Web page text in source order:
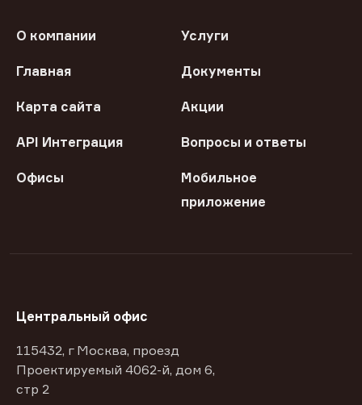
О компании Услуги
Главная Документы
Карта сайта Акции
API Интеграция Вопросы и ответы
Офисы
Мобильное
приложение
Центральный офис
115432, г Москва, проезд
Проектируемый 4062-й, дом 6,
стр 2